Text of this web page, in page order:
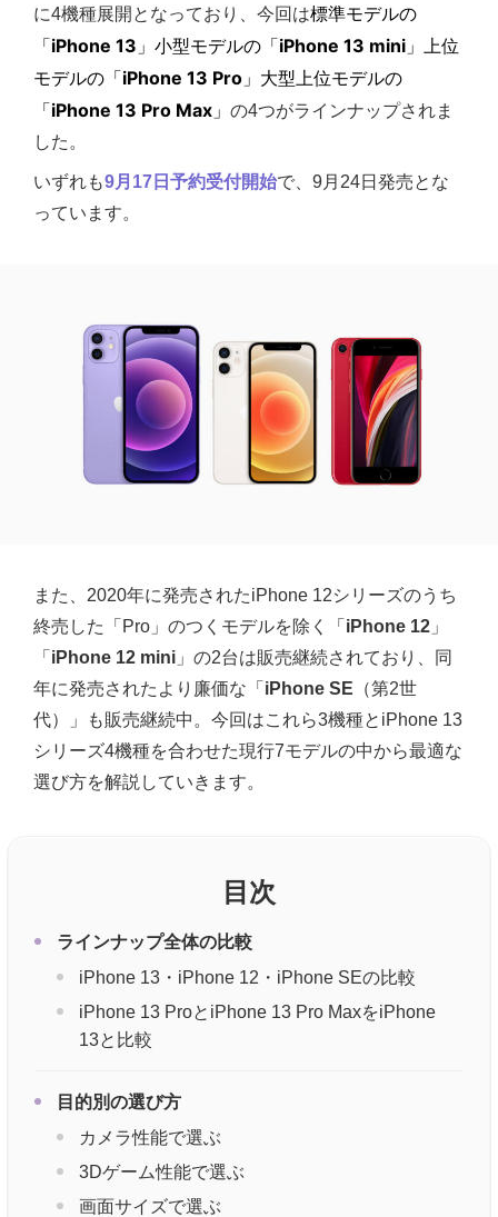
に4機種展開となっており、今回は標準モデルの
「iPhone 13 」小型モデルの「iPhone 13 mini 」上位
モデルの「iPhone 13 Pro 」大型上位モデルの
「iPhone 13 Pro Max 」 の4つがラインナップされま
した。
いずれも9月17日予約受付開始で、9月24日発売とな
っています。
また、2020年に発売されたiPhone 12シリーズのうち
終売した「Pro」のつくモデルを除く「 iPhone 12 」
「 iPhone 12 mini 」の2台は販売継続されており、同
年に発売されたより廉価な「 iPhone SE （第2世
代）」も販売継続中。今回はこれら3機種とiPhone 13
シリーズ4機種を合わせた現行7モデルの中から最適な
選び方を解説していきます。
目次
ラインナップ全体の比較
iPhone 13・iPhone 12・iPhone SEの比較
iPhone 13 ProとiPhone 13 Pro MaxをiPhone
13と比較
目的別の選び方
カメラ性能で選ぶ
3Dゲーム性能で選ぶ
画面サイズで選ぶ